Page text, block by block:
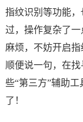
指纹识别等功能
过，操作复杂了
麻烦，不妨开启指
顺便说一句，在
些“第三方”辅助
了！